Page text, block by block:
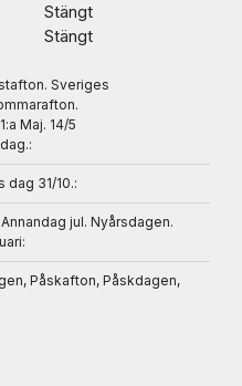
Stängt
Stängt
Sveriges
Maj. 14/5
dag 31/10.:
jul. Nyårsdagen.
Påskafton, Påskdagen,